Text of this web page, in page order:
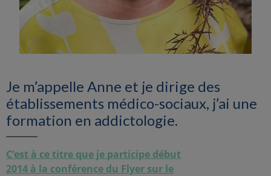
Je m’appelle Anne et je dirige des
établissements médico-sociaux, j’ai une
formation en addictologie.
C’est à ce titre que je participe début
2014 à la conférence du Flyer sur le